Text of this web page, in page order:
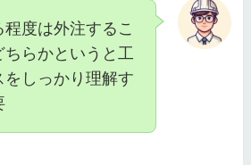
度は外注するこ
ちらかというと工
をしっかり理解す